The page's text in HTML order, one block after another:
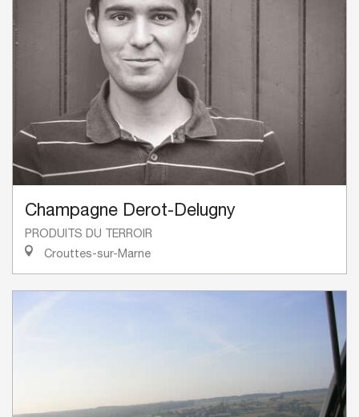
Champagne Derot-Delugny
PRODUITS DU TERROIR
Crouttes-sur-Marne